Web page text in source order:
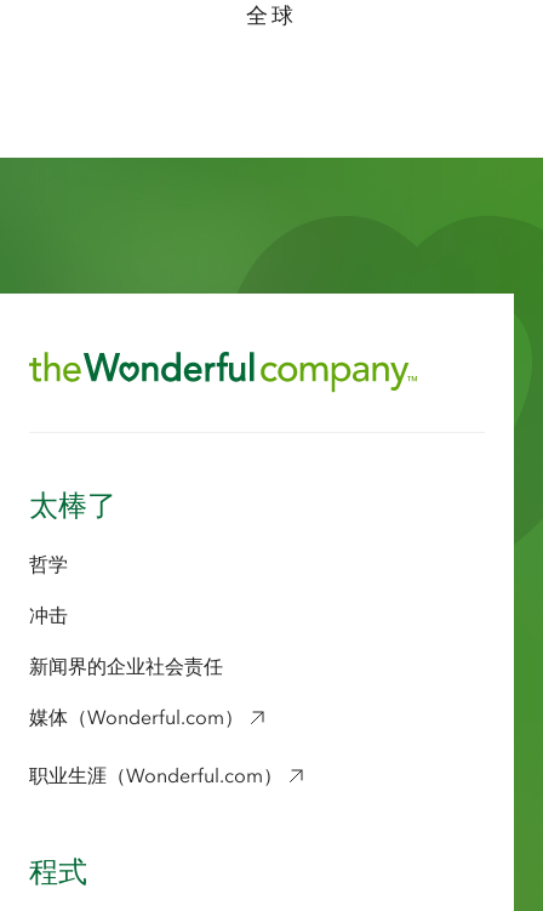
全球
太棒了
哲学
冲击
新闻界的企业社会责任
媒体（Wonderful.com）
职业生涯（Wonderful.com）
程式